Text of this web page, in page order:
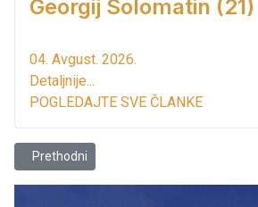
Georgij Solomatin (21)
04. Avgust. 2026.
Detaljnije...
POGLEDAJTE SVE ČLANKE
Prethodni članak: U čast Svetog Jovana
Prethodni